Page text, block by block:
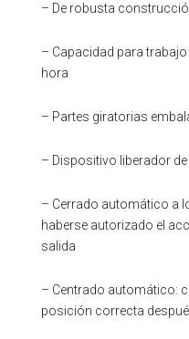
– De robusta
– Capacidad para
hora
– Partes giratorias
– Dispositivo liberador de
– Cerrado automático a
haberse autorizado el
salida
– Centrado automático:
posición correcta